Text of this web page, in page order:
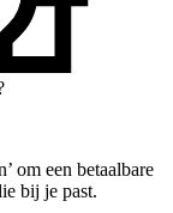
om een betaalbare
bij je past.